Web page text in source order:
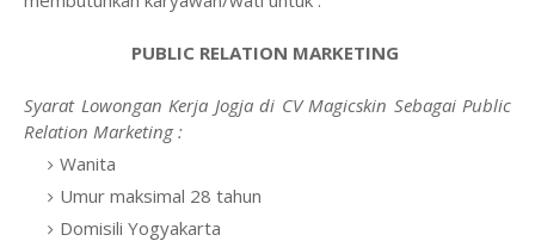
PUBLIC RELATION MARKETING
Syarat Lowongan Kerja Jogja di CV Magicskin Sebagai Public
Relation Marketing :
Wanita
Umur maksimal 28 tahun
Domisili Yogyakarta